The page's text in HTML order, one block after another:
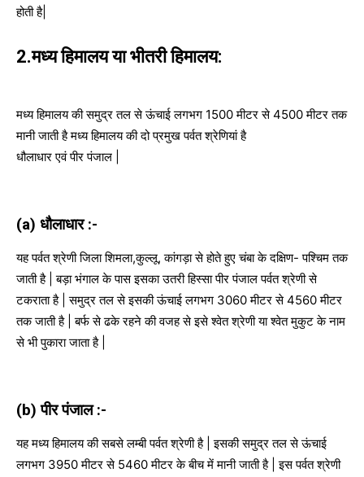
होती है|
2.मध्य हिमालय या भीतरी हिमालय:
मध्य हिमालय की समुद्र तल से ऊंचाई लगभग 1500 मीटर से 4500 मीटर तक
मानी जाती है मध्य हिमालय की दो प्रमुख पर्वत श्रेणियां है
धौलाधार एवं पीर पंजाल |
(a) धौलाधार :-
यह पर्वत श्रेणी जिला शिमला,कुल्लू, कांगड़ा से होते हुए चंबा के दक्षिण- पश्चिम तक
जाती है | बड़ा भंगाल के पास इसका उतरी हिस्सा पीर पंजाल पर्वत श्रेणी से
टकराता है | समुद्र तल से इसकी ऊंचाई लगभग 3060 मीटर से 4560 मीटर
तक जाती है | बर्फ से ढके रहने की वजह से इसे श्वेत श्रेणी या श्वेत मुकुट के नाम
से भी पुकारा जाता है |
(b) पीर पंजाल :-
यह मध्य हिमालय की सबसे लम्बी पर्वत श्रेणी है | इसकी समुद्र तल से ऊंचाई
लगभग 3950 मीटर से 5460 मीटर के बीच में मानी जाती है | इस पर्वत श्रेणी